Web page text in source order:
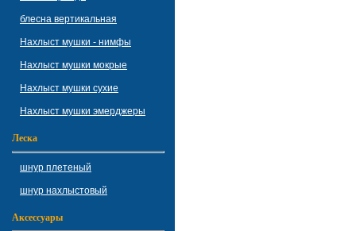
блесна вертикальная
Нахлыст мушки - нимфы
Нахлыст мушки мокрые
Нахлыст мушки сухие
Нахлыст мушки эмерджеры
Леска
шнур плетеный
шнур нахлыстовый
Аксессуары